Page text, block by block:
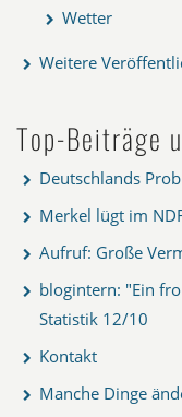
Wetter
Weitere
Top-Beiträge
Deutschlands
Merkel lügt im
Aufruf: Große
blogintern: "Ein
Statistik 12/10
Kontakt
Manche Dinge